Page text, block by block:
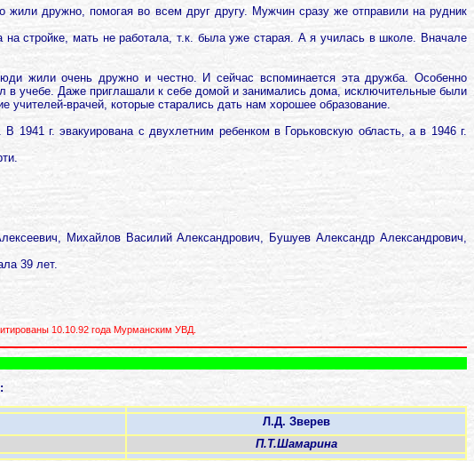
дружно, помогая во всем друг другу. Мужчин сразу же отправили на рудник
стройке, мать не работала, т.к. была уже старая. А я училась в школе. Вначале
жили очень дружно и честно. И сейчас вспоминается эта дружба. Особенно
в учебе. Даже приглашали к себе домой и занимались дома, исключительные были
врачей, которые старались дать нам хорошее образование.
г. эвакуирована с двухлетним ребенком в Горьковскую область, а в 1946 г.
Михайлов Василий Александрович, Бушуев Александр Александрович,
39 лет.
10.10.92 года Мурманским УВД.
Л.Д. Зверев
П.Т.Шамарина